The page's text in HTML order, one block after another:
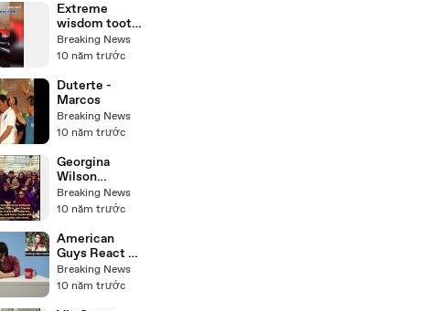
Extreme
wisdom tooth
reaction
Breaking News
10 năm trước
Duterte -
Marcos
Breaking News
10 năm trước
Georgina
Wilson
Getting
Married
Breaking News
10 năm trước
American
Guys React to
Pinay
Celebrities
Breaking News
10 năm trước